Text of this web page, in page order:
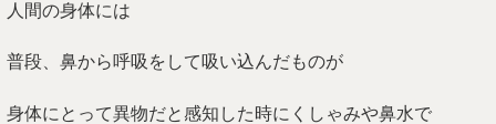
人間の身体には
普段、鼻から呼吸をして吸い込んだものが
身体にとって異物だと感知した時にくしゃみや鼻水で